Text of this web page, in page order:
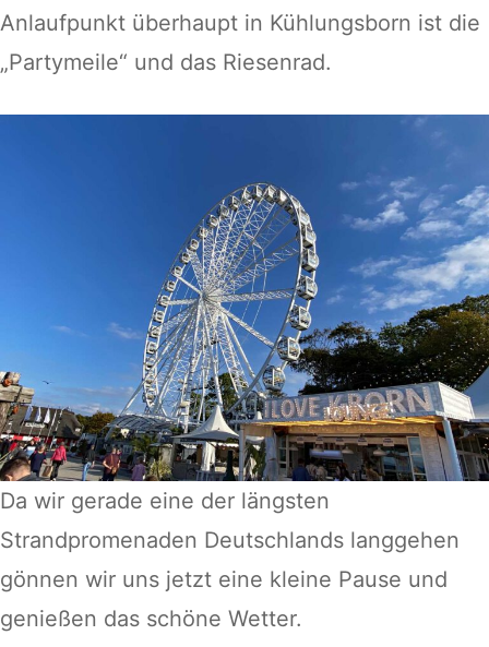
Anlaufpunkt überhaupt in Kühlungsborn ist die
„Partymeile“ und das Riesenrad.
Da wir gerade eine der längsten
Strandpromenaden Deutschlands langgehen
gönnen wir uns jetzt eine kleine Pause und
genießen das schöne Wetter.